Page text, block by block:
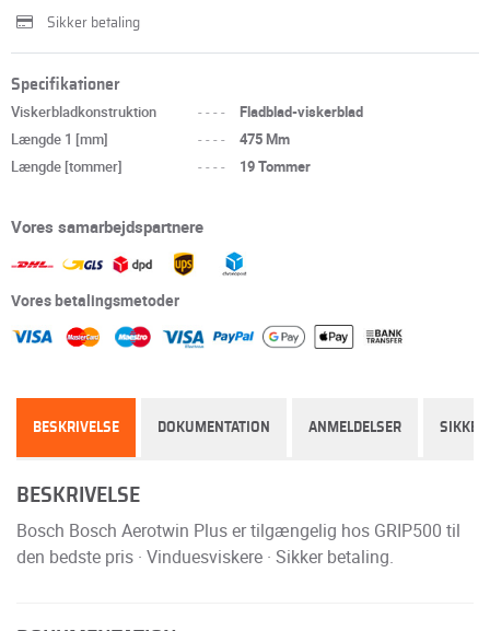
Sikker betaling
Specifikationer
Viskerbladkonstruktion ----
Fladblad-viskerblad
Længde 1 [mm]
----
475 Mm
Længde [tommer]
---- 19 Tommer
Vores samarbejdspartnere
Vores betalingsmetoder
BESKRIVELSE DOKUMENTATION ANMELDELSER
BESKRIVELSE
Bosch Bosch Aerotwin Plus er tilgængelig hos GRIP500 til
den bedste pris · Vinduesviskere · Sikker betaling.